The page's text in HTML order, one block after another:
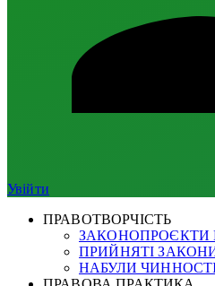
Увійти
ПРАВОТВОРЧІСТЬ
ЗАКОНОПРОЄКТИ
ПРИЙНЯТІ
НАБУЛИ